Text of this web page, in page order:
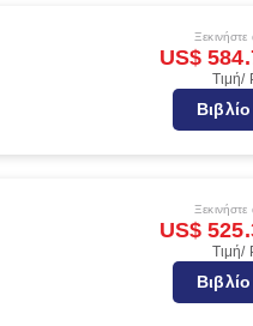
US$
Τιμή/
Βιβλίο
US$
Τιμή/
Βιβλίο